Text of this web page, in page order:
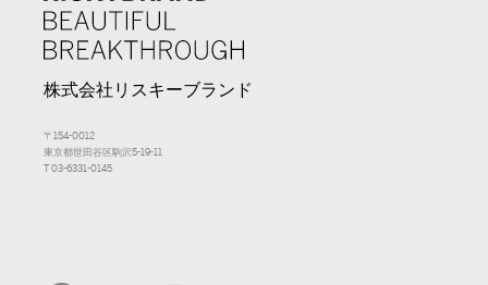
株式会社リスキーブランド
〒154-0012
東京都世田谷区駒沢5-19-11
T 03-6331-0145